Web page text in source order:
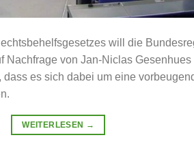
will die
Nachfrage von Jan-Niclas Gesenhues
es sich dabei um eine
WEITERLESEN →